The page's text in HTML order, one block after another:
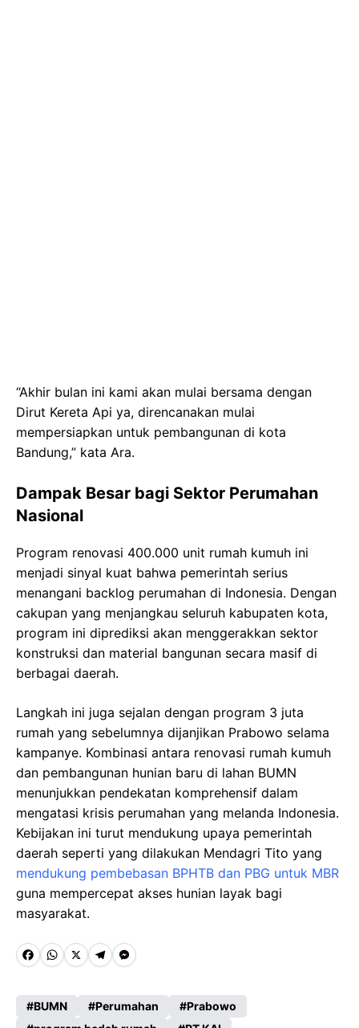
“Akhir bulan ini kami akan mulai bersama dengan
Dirut Kereta Api ya, direncanakan mulai
mempersiapkan untuk pembangunan di kota
Bandung,” kata Ara.
Dampak Besar bagi Sektor Perumahan
Nasional
Program renovasi 400.000 unit rumah kumuh ini
menjadi sinyal kuat bahwa pemerintah serius
menangani backlog perumahan di Indonesia. Dengan
cakupan yang menjangkau seluruh kabupaten kota,
program ini diprediksi akan menggerakkan sektor
konstruksi dan material bangunan secara masif di
berbagai daerah.
Langkah ini juga sejalan dengan program 3 juta
rumah yang sebelumnya dijanjikan Prabowo selama
kampanye. Kombinasi antara renovasi rumah kumuh
dan pembangunan hunian baru di lahan BUMN
menunjukkan pendekatan komprehensif dalam
mengatasi krisis perumahan yang melanda Indonesia.
Kebijakan ini turut mendukung upaya pemerintah
daerah seperti yang dilakukan Mendagri Tito yang
mendukung pembebasan BPHTB dan PBG untuk MBR
guna mempercepat akses hunian layak bagi
masyarakat.
F
c
W
a
X T
l
M
s
BUMN Perumahan
Prabowo